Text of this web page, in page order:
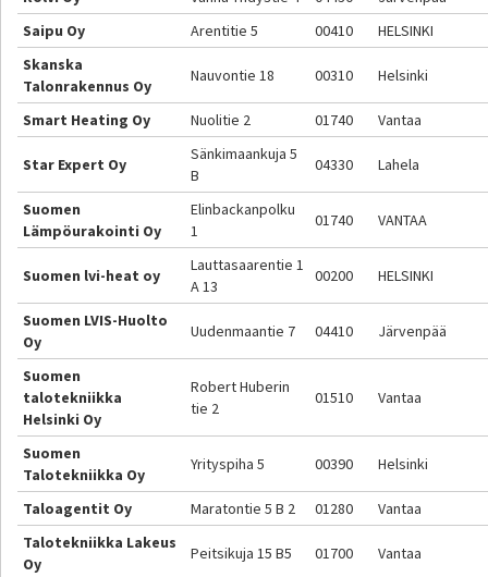
Saipu Oy
Arentitie 5 00410
HELSINKI
Skanska
Talonrakennus Oy
Nauvontie 18 00310 Helsinki
Smart Heating Oy Nuolitie 2 01740 Vantaa
Star Expert Oy
Sänkimaankuja 5
B
04330 Lahela
Suomen
Lämpöurakointi Oy
Elinbackanpolku
1
01740 VANTAA
Suomen lvi-heat oy
Lauttasaarentie 1
A 13
00200 HELSINKI
Suomen LVIS-Huolto
Oy
Uudenmaantie 7 04410 Järvenpää
Suomen
talotekniikka
Helsinki Oy
Robert Huberin
tie 2
01510 Vantaa
Suomen
Talotekniikka Oy
Yrityspiha 5 00390 Helsinki
Taloagentit Oy Maratontie 5 B 2 01280
Vantaa
Talotekniikka Lakeus
Oy
Peitsikuja 15 B5 01700 Vantaa